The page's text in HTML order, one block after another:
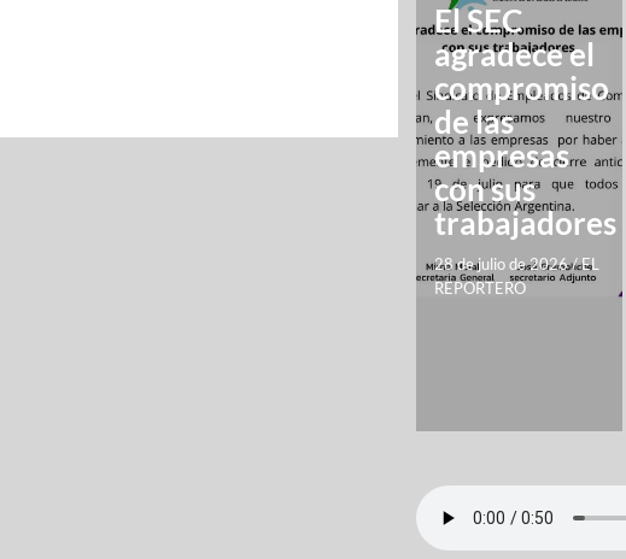
El SEC
agradece el
compromiso
de las
empresas
con sus
trabajadores
28 de julio de 2026/EL
REPORTERO